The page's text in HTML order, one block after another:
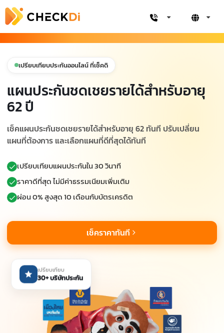
เปรียบเทียบประกันออนไลน์ ที่เช็คดิ
แผนประกันชดเชยรายได้สำหรับอายุ
62 ปี
เช็คแผนประกันชดเชยรายได้สำหรับอายุ 62 ทันที ปรับเปลี่ยน
แผนที่ต้องการ และเลือกแผนที่ดีที่สุดได้ทันที
เปรียบเทียบแผนประกันใน 30 วินาที
ราคาดีที่สุด ไม่มีค่าธรรมเนียมเพิ่มเติม
ผ่อน 0% สูงสุด 10 เดือนกับบัตรเครดิต
เช็คราคาทันที
เปรียบเทียบ
30+ บริษัทประกัน